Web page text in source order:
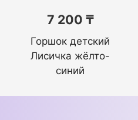
7 200 ₸
Горшок детский
Лисичка жёлто-
синий